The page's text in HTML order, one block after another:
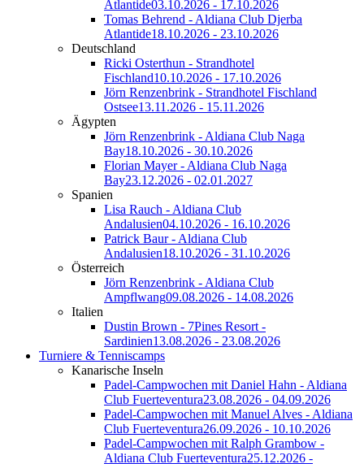
Atlantide03.10.2026 - 17.10.2026
Tomas Behrend - Aldiana Club Djerba
Atlantide18.10.2026 - 23.10.2026
Deutschland
Ricki Osterthun - Strandhotel
Fischland10.10.2026 - 17.10.2026
Jörn Renzenbrink - Strandhotel Fischland
Ostsee13.11.2026 - 15.11.2026
Ägypten
Jörn Renzenbrink - Aldiana Club Naga
Bay18.10.2026 - 30.10.2026
Florian Mayer - Aldiana Club Naga
Bay23.12.2026 - 02.01.2027
Spanien
Lisa Rauch - Aldiana Club
Andalusien04.10.2026 - 16.10.2026
Patrick Baur - Aldiana Club
Andalusien18.10.2026 - 31.10.2026
Österreich
Jörn Renzenbrink - Aldiana Club
Ampflwang09.08.2026 - 14.08.2026
Italien
Dustin Brown - 7Pines Resort -
Sardinien13.08.2026 - 23.08.2026
Turniere & Tenniscamps
Kanarische Inseln
Padel-Campwochen mit Daniel Hahn - Aldiana
Club Fuerteventura23.08.2026 - 04.09.2026
Padel-Campwochen mit Manuel Alves - Aldiana
Club Fuerteventura26.09.2026 - 10.10.2026
Padel-Campwochen mit Ralph Grambow -
Aldiana Club Fuerteventura25.12.2026 -